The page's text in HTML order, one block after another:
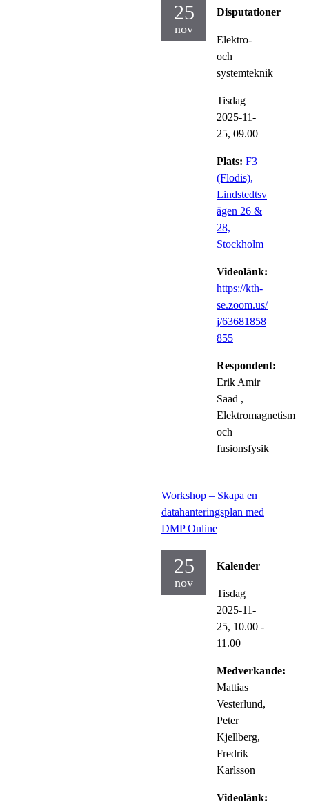
25
nov
Disputationer
Elektro-
och
systemteknik
Tisdag
2025-11-
25, 09.00
Plats: F3
(Flodis),
Lindstedtsv
ägen 26 &
28,
Stockholm
Videolänk:
https://kth-
se.zoom.us/
j/63681858
855
Respondent:
Erik Amir
Saad ,
Elektromagnetism
och
fusionsfysik
Workshop – Skapa en
datahanteringsplan med
DMP Online
25
nov
Kalender
Tisdag
2025-11-
25, 10.00 -
11.00
Medverkande:
Mattias
Vesterlund,
Peter
Kjellberg,
Fredrik
Karlsson
Videolänk: